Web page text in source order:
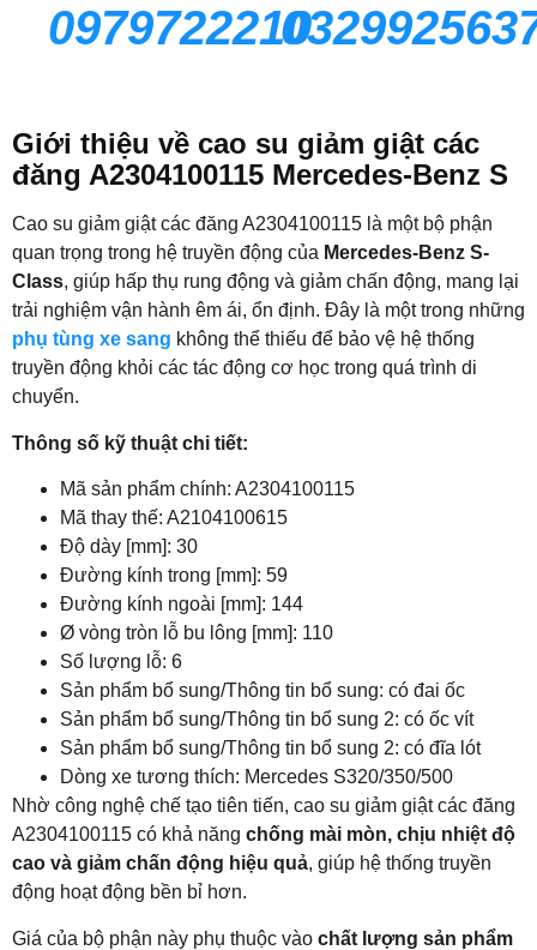
0979722210
Giới thiệu về cao su giảm giật các
đăng A2304100115 Mercedes-Benz S
Cao su giảm giật các đăng A2304100115 là một bộ phận
quan trọng trong hệ truyền động của Mercedes-Benz S-
Class, giúp hấp thụ rung động và giảm chấn động, mang lại
trải nghiệm vận hành êm ái, ổn định. Đây là một trong những
phụ tùng xe sang không thể thiếu để bảo vệ hệ thống
truyền động khỏi các tác động cơ học trong quá trình di
chuyển.
Thông số kỹ thuật chi tiết:
Mã sản phẩm chính: A2304100115
Mã thay thế: A2104100615
Độ dày [mm]: 30
Đường kính trong [mm]: 59
Đường kính ngoài [mm]: 144
Ø vòng tròn lỗ bu lông [mm]: 110
Số lượng lỗ: 6
Sản phẩm bổ sung/Thông tin bổ sung: có đai ốc
Sản phẩm bổ sung/Thông tin bổ sung 2: có ốc vít
Sản phẩm bổ sung/Thông tin bổ sung 2: có đĩa lót
Dòng xe tương thích: Mercedes S320/350/500
Nhờ công nghệ chế tạo tiên tiến, cao su giảm giật các đăng
A2304100115 có khả năng chống mài mòn, chịu nhiệt độ
cao và giảm chấn động hiệu quả, giúp hệ thống truyền
động hoạt động bền bỉ hơn.
Giá của bộ phận này phụ thuộc vào chất lượng sản phẩm